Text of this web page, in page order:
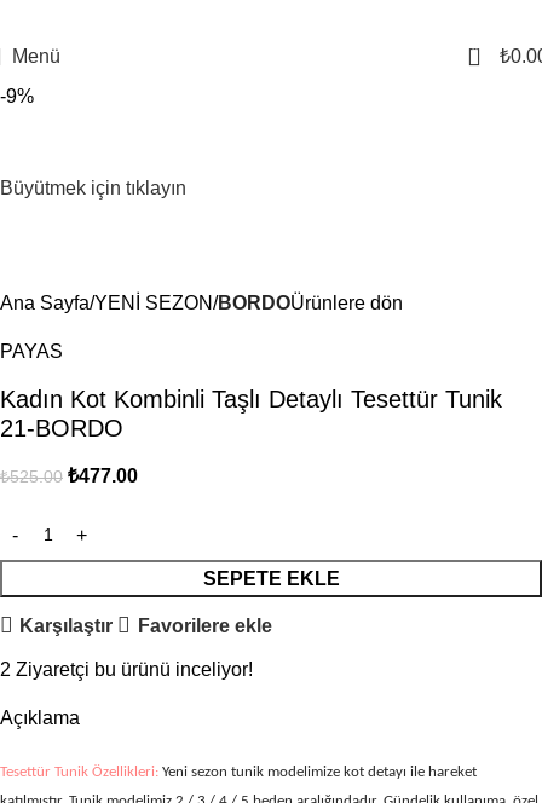
Menü 0 ₺
-9%
Büyütmek için tıklayın
Ana Sayfa YENİ SEZON BORDOÜrünlere dön
PAYAS
Kadın Kot Kombinli Taşlı Detaylı Tesettür Tunik
21-BORDO
₺525.00 ₺477.00
SEPETE EKLE
Karşılaştır Favorilere ekle
2 Ziyaretçi bu ürünü inceliyor!
Açıklama
Tesettür Tunik Özellikleri: Yeni sezon tunik modelimize kot detayı ile hareket